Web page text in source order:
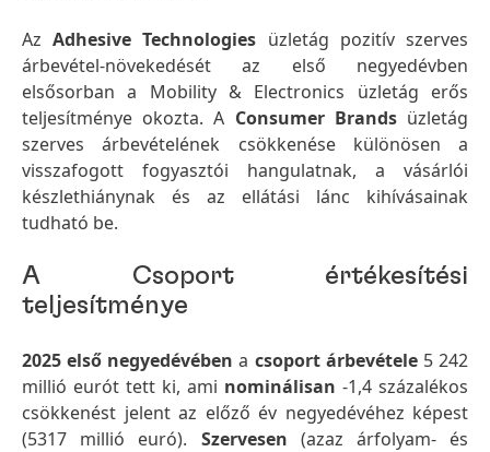
AzAdhesive Technologies üzletág pozitív szerves
árbevétel-növekedését az első negyedévben
elsősorban a Mobility & Electronics üzletág erős
teljesítménye okozta. A Consumer Brandsüzletág
szerves árbevételének csökkenése különösen a
visszafogott fogyasztói hangulatnak, a vásárlói
készlethiánynak és az ellátási lánc kihívásainak
tudható be.
A Csoport értékesítési
teljesítménye
2025 első negyedévében a csoport árbevétele5 242
millió eurót tett ki, ami nominálisan -1,4 százalékos
csökkenést jelent az előző év negyedévéhez képest
(5317 millió euró). Szervesen (azaz árfolyam- és